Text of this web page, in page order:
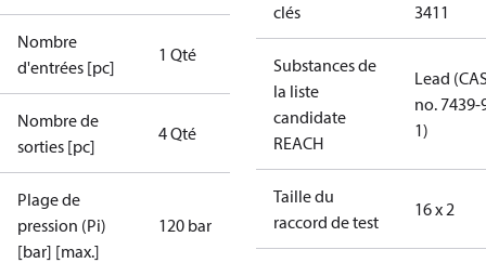
Nombre
d'entrées [pc]
1 Qté
Nombre de
sorties [pc]
4 Qté
Plage de
pression (Pi)
[bar] [max.]
120 bar
clés
3411
Substances de
la liste
candidate
REACH
Lead
no. 7439-
1)
Taille du
raccord de test
16 x 2